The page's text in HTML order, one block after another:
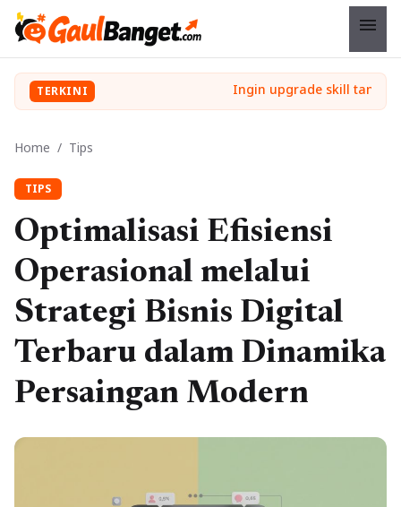
menu
TERKINI
Home / Tips
TIPS
Optimalisasi Efisiensi
Operasional melalui
Strategi Bisnis Digital
Terbaru dalam Dinamika
Persaingan Modern